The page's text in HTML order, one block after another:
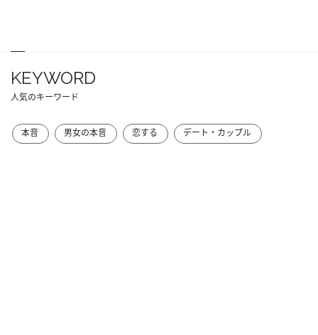
KEYWORD
人気のキーワード
本音 男女の本音 恋する デート・カップル